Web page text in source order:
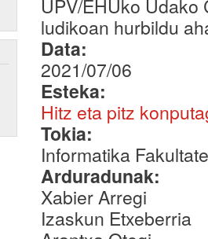
UPV/EHUko
ludikoan hurbildu
Data:
2021/07/06
Esteka:
Hitz eta pitz
Tokia:
Informatika
Arduradunak:
Xabier Arregi
Izaskun Etxeberria